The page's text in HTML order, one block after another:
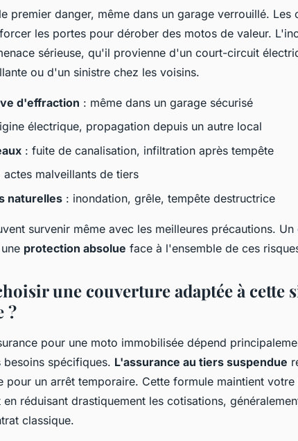
premier danger, même dans un garage verrouillé. Les
les portes pour dérober des motos de valeur.
sérieuse, qu'il provienne d'un court-circuit
ou d'un sinistre chez les voisins.
d'effraction : même dans un garage sécurisé
électrique, propagation depuis un autre local
: fuite de canalisation, infiltration après tempête
actes malveillants de tiers
naturelles : inondation, grêle, tempête destructrice
survenir même avec les meilleures précautions.
protection absolue face à l'ensemble de ces
une couverture adaptée à cette
?
pour une moto immobilisée dépend
spécifiques. L'assurance au tiers suspendue
pour un arrêt temporaire. Cette formule maintient
réduisant drastiquement les cotisations,
classique.